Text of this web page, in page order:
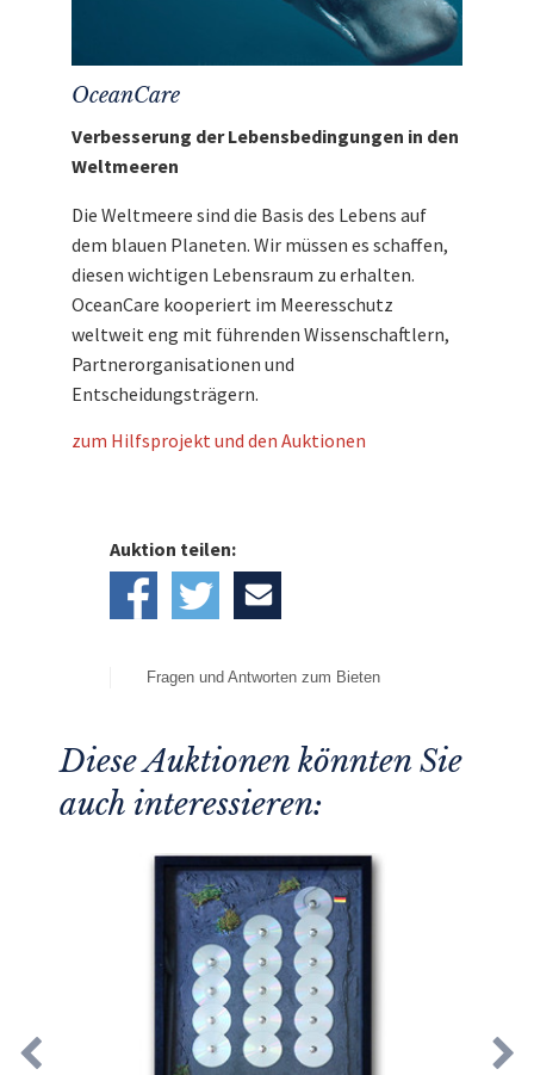
OceanCare
Verbesserung der Lebensbedingungen in den
Weltmeeren
Die Weltmeere sind die Basis des Lebens auf
dem blauen Planeten. Wir müssen es schaffen,
diesen wichtigen Lebensraum zu erhalten.
OceanCare kooperiert im Meeresschutz
weltweit eng mit führenden Wissenschaftlern,
Partnerorganisationen und
Entscheidungsträgern.
zum Hilfsprojekt und den Auktionen
Auktion teilen:
Fragen und Antworten zum Bieten
Diese Auktionen könnten Sie
auch interessieren: